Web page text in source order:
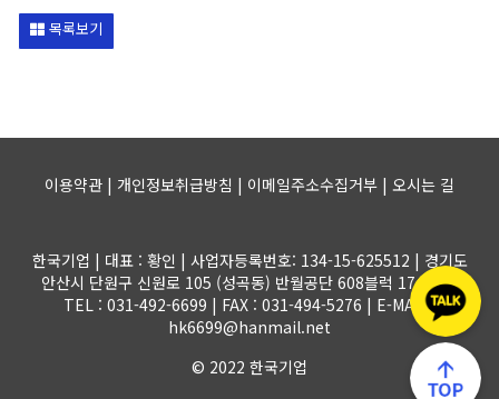
목록보기
이용약관 | 개인정보취급방침 | 이메일주소수집거부 | 오시는 길
한국기업 | 대표 : 황인 | 사업자등록번호: 134-15-625512 | 경기도
안산시 단원구 신원로 105 (성곡동) 반월공단 608블럭 17-1롯트
TEL : 031-492-6699 | FAX : 031-494-5276 | E-MAIL :
hk6699@hanmail.net
© 2022 한국기업